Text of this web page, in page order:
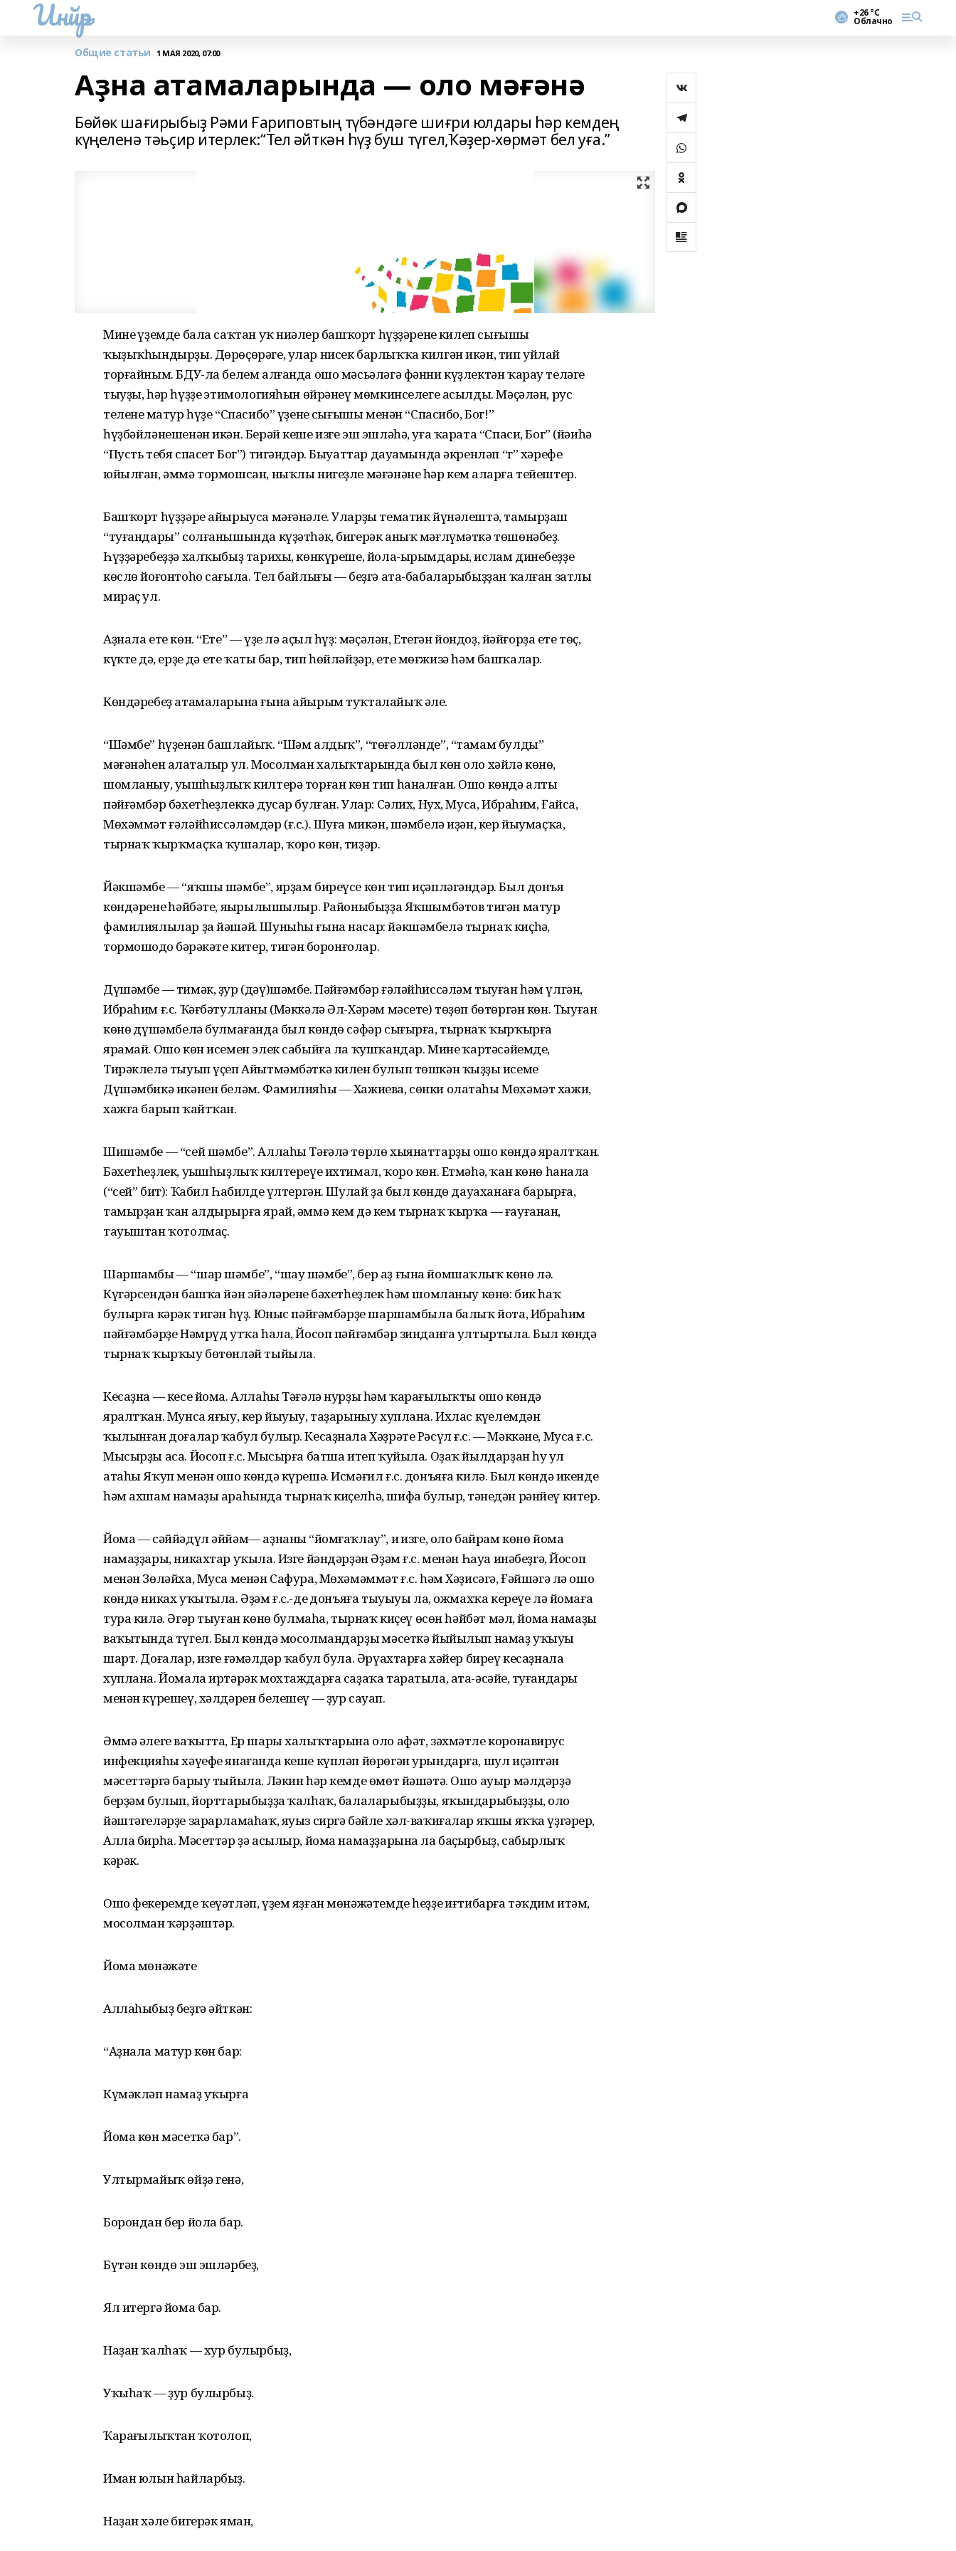
Инйәр +26 °С
Облачно
Общие статьи 1 МАЯ 2020, 07:00
Аҙна атамаларында — оло мәғәнә
Бөйөк шағирыбыҙ Рәми Ғариповтың түбәндәге шиғри юлдары һәр кемдең
күңеленә тәьҫир итерлек:“Тел әйткән һүҙ буш түгел,Ҡәҙер-хөрмәт бел уға.”
Минең үҙемде бала саҡтан уҡ ниңәлер башҡорт һүҙҙәренең килеп сығышы
ҡыҙыҡһындырҙы. Дөрөҫөрәге, улар нисек барлыҡҡа килгән икән, тип уйлай
торғайным. БДУ-ла белем алғанда ошо мәсьәләгә фәнни күҙлектән ҡарау теләге
тыуҙы, һәр һүҙҙең этимологияһын өйрәнеү мөмкинселеге асылды. Мәҫәлән, рус
теленең матур һүҙе “Спасибо” үҙенең сығышы менән “Спасибо, Бог!”
һүҙбәйләнешенән икән. Берәй кеше изге эш эшләһә, уға ҡарата “Спаси, Бог” (йәиһә
“Пусть тебя спасет Бог”) тигәндәр. Быуаттар дауамында әкренләп “г” хәрефе
юйылған, әммә тормошсан, ныҡлы нигеҙле мәғәнәне һәр кем аңларға тейештер.
Башҡорт һүҙҙәре айырыуса мәғәнәле. Уларҙы тематик йүнәлештә, тамырҙаш
“туғандары” солғанышында күҙәтһәк, бигерәк аныҡ мәғлүмәткә төшөнәбеҙ.
Һүҙҙәребеҙҙә халҡыбыҙ тарихы, көнкүреше, йола-ырымдары, ислам динебеҙҙең
көслө йоғонтоһо сағыла. Тел байлығы — беҙгә ата-бабаларыбыҙҙан ҡалған затлы
мираҫ ул.
Аҙнала ете көн. “Ете” — үҙе лә аҫыл һүҙ: мәҫәлән, Етегән йондоҙ, йәйғорҙа ете төҫ,
күктең дә, ерҙең дә ете ҡаты бар, тип һөйләйҙәр, ете мөғжизә һәм башҡалар.
Көндәребеҙ атамаларына ғына айырым туҡталайыҡ әле.
“Шәмбе” һүҙенән башлайыҡ. “Шәм алдыҡ”, “төғәлләнде”, “тамам булды”
мәғәнәһен аңлаталыр ул. Мосолман халыҡтарында был көн оло хәйлә көнө,
шомланыу, уңышһыҙлыҡ килтерә торған көн тип һаналған. Ошо көндә алты
пәйғәмбәр бәхетһеҙлеккә дусар булған. Улар: Сәлих, Нух, Муса, Ибраһим, Ғайса,
Мөхәммәт ғәләйһиссәләмдәр (ғ.с.). Шуға микән, шәмбелә иҙән, кер йыумаҫҡа,
тырнаҡ ҡырҡмаҫҡа ҡушалар, ҡоро көн, тиҙәр.
Йәкшәмбе — “яҡшы шәмбе”, ярҙам биреүсе көн тип иҫәпләгәндәр. Был донъя
көндәренең һәйбәте, яңырылышылыр. Районыбыҙҙа Яҡшымбәтов тигән матур
фамилиялылар ҙа йәшәй. Шуныһы ғына насар: йәкшәмбелә тырнаҡ киҫһәң,
тормошоңдоң бәрәкәте китер, тигән боронғолар.
Дүшәмбе — тимәк, ҙур (дәү)шәмбе. Пәйғәмбәр ғәләйһиссәләм тыуған һәм үлгән,
Ибраһим ғ.с. Ҡәғбәтулланы (Мәккәлә Әл-Хәрәм мәсете) төҙөп бөтөргән көн. Тыуған
көнөң дүшәмбелә булмағанда был көндө сәфәр сығырға, тырнаҡ ҡырҡырға
ярамай. Ошо көн исемен элек сабыйға ла ҡушҡандар. Минең ҡартәсәйемдең,
Тирәклелә тыуып үҫеп Айытмәмбәткә килен булып төшкән ҡыҙҙың исеме
Дүшәмбикә икәнен беләм. Фамилияһы — Хажиева, сөнки олатаһы Мөхәмәт хажи,
хажға барып ҡайтҡан.
Шишәмбе — “сей шәмбе”. Аллаһы Тәғәлә төрлө хыянаттарҙы ошо көндә яралтҡан.
Бәхетһеҙлек, уңышһыҙлыҡ килтереүе ихтимал, ҡоро көн. Етмәһә, ҡан көнө һанала
(“сей” бит): Ҡабил Һабилде үлтергән. Шулай ҙа был көндө дауаханаға барырға,
тамырҙан ҡан алдырырға ярай, әммә кем дә кем тырнаҡ ҡырҡа — ғауғанан,
тауыштан ҡотолмаҫ.
Шаршамбы — “шар шәмбе”, “шау шәмбе”, бер аҙ ғына йомшаҡлыҡ көнө лә.
Күгәрсендән башҡа йән эйәләренең бәхетһеҙлек һәм шомланыу көнө: бик һаҡ
булырға кәрәк тигән һүҙ. Юныс пәйғәмбәрҙе шаршамбыла балыҡ йота, Ибраһим
пәйғәмбәрҙе Нәмрүд утҡа һала, Йосоп пәйғәмбәр зинданға ултыртыла. Был көндә
тырнаҡ ҡырҡыу бөтөнләй тыйыла.
Кесаҙна — кесе йома. Аллаһы Тәғәлә нурҙы һәм ҡараңғылыҡты ошо көндә
яралтҡан. Мунса яғыу, кер йыуыу, таҙарыныу хуплана. Ихлас күңелемдән
ҡылынған доғалар ҡабул булыр. Кесаҙнала Хәҙрәте Рәсүл ғ.с. — Мәккәне, Муса ғ.с.
Мысырҙы аса. Йосоп ғ.с. Мысырға батша итеп ҡуйыла. Оҙаҡ йылдарҙан һуң ул
атаһы Яҡуп менән ошо көндә күрешә. Исмәғил ғ.с. донъяға килә. Был көндә икенде
һәм ахшам намаҙы араһында тырнаҡ киҫелһә, шифа булыр, тәнеңдән рәнйеү китер.
Йома — сәййәдүл әййәм— аҙнаның “йомғаҡлау”, иң изге, оло байрам көнө йома
намаҙҙары, никахтар уҡыла. Изге йәндәрҙән Әҙәм ғ.с. менән Һауа инәбеҙгә, Йосоп
менән Зөләйха, Муса менән Сафура, Мөхәмәммәт ғ.с. һәм Хәҙисәгә, Ғәйшәгә лә ошо
көндә никах уҡытыла. Әҙәм ғ.с.-дең донъяға тыуыуы ла, ожмахҡа кереүе лә йомаға
тура килә. Әгәр тыуған көнөң булмаһа, тырнаҡ киҫеү өсөн һәйбәт мәл, йома намаҙы
ваҡытында түгел. Был көндә мосолмандарҙың мәсеткә йыйылып намаҙ уҡыуы
шарт. Доғалар, изге ғәмәлдәр ҡабул була. Әрүахтарға хәйер биреү кесаҙнала
хуплана. Йомала иртәрәк мохтаждарға саҙаҡа таратыла, ата-әсәйең, туғандарың
менән күрешеү, хәлдәрен белешеү — ҙур сауап.
Әммә әлеге ваҡытта, Ер шары халыҡтарына оло афәт, зәхмәтле коронавирус
инфекцияһы хәүефе янағанда кеше күпләп йөрөгән урындарға, шул иҫәптән
мәсеттәргә барыу тыйыла. Ләкин һәр кемде өмөт йәшәтә. Ошо ауыр мәлдәрҙә
берҙәм булып, йорттарыбыҙҙа ҡалһаҡ, балаларыбыҙҙы, яҡындарыбыҙҙы, оло
йәштәгеләрҙе зарарламаһаҡ, яуыз сиргә бәйле хәл-ваҡиғалар яҡшы яҡҡа үҙгәрер,
Алла бирһа. Мәсеттәр ҙә асылыр, йома намаҙҙарына ла баҫырбыҙ, сабырлыҡ
кәрәк.
Ошо фекеремде ҡеүәтләп, үҙем яҙған мөнәжәтемде һеҙҙең иғтибарға тәҡдим итәм,
мосолман ҡәрҙәштәр.
Йома мөнәжәте
Аллаһыбыҙ беҙгә әйткән:
“Аҙнала матур көн бар:
Күмәкләп намаҙ уҡырға
Йома көн мәсеткә бар”.
Ултырмайыҡ өйҙә генә,
Борондан бер йола бар.
Бүтән көндө эш эшләрбеҙ,
Ял итергә йома бар.
Наҙан ҡалһаҡ — хур булырбыҙ,
Уҡыһаҡ — ҙур булырбыҙ.
Ҡараңғылыҡтан ҡотолоп,
Иман юлын һайларбыҙ.
Наҙан хәле бигерәк яман,